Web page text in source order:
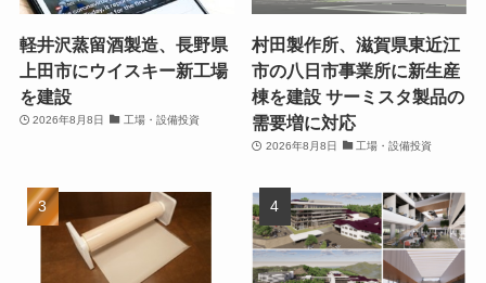
軽井沢蒸留酒製造、長野県
上田市にウイスキー新工場
を建設
2026年8月8日 工場・設備投資
村田製作所、滋賀県東近江
市の八日市事業所に新生産
棟を建設 サーミスタ製品の
需要増に対応
2026年8月8日 工場・設備投資